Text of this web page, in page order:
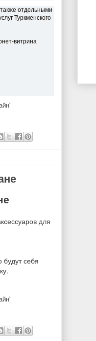
отдельными
Туркменского
витрина
для
себя